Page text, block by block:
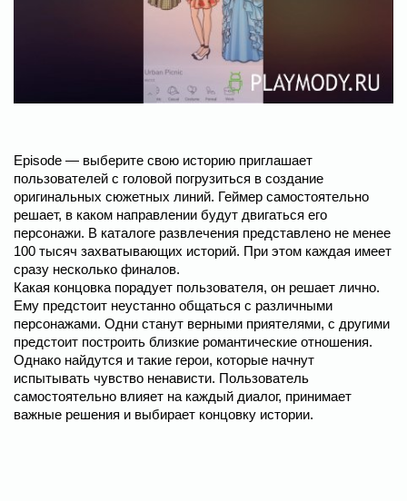
Episode — выберите cвою историю приглашает
пользователей с головой погрузиться в создание
оригинальных сюжетных линий. Геймер самостоятельно
решает, в каком направлении будут двигаться его
персонажи. В каталоге развлечения представлено не менее
100 тысяч захватывающих историй. При этом каждая имеет
сразу несколько финалов.
Какая концовка порадует пользователя, он решает лично.
Ему предстоит неустанно общаться с различными
персонажами. Одни станут верными приятелями, с другими
предстоит построить близкие романтические отношения.
Однако найдутся и такие герои, которые начнут
испытывать чувство ненависти. Пользователь
самостоятельно влияет на каждый диалог, принимает
важные решения и выбирает концовку истории.